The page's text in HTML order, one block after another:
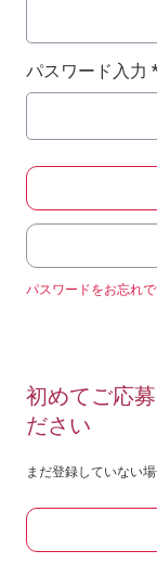
パスワード入力
パスワードをお忘れで
初めてご応
ださい
まだ登録していない